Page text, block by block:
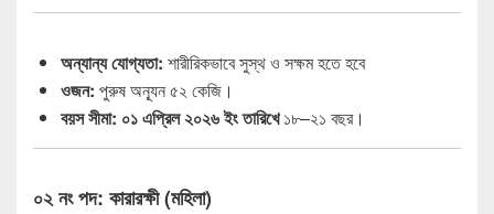
অন্যান্য যোগ্যতা: শারীরিকভাবে সুস্থ ও সক্ষম হতে হবে
ওজন: পুরুষ অন্যূন ৫২ কেজি।
বয়স সীমা: ০১ এপ্রিল ২০২৬ ইং তারিখে১৮–২১ বছর।
০২ নং পদ: কারারক্ষী (মহিলা)